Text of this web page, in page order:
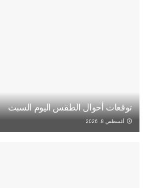
توقعات أحوال الطقس اليوم السبت
أغسطس 8, 2026